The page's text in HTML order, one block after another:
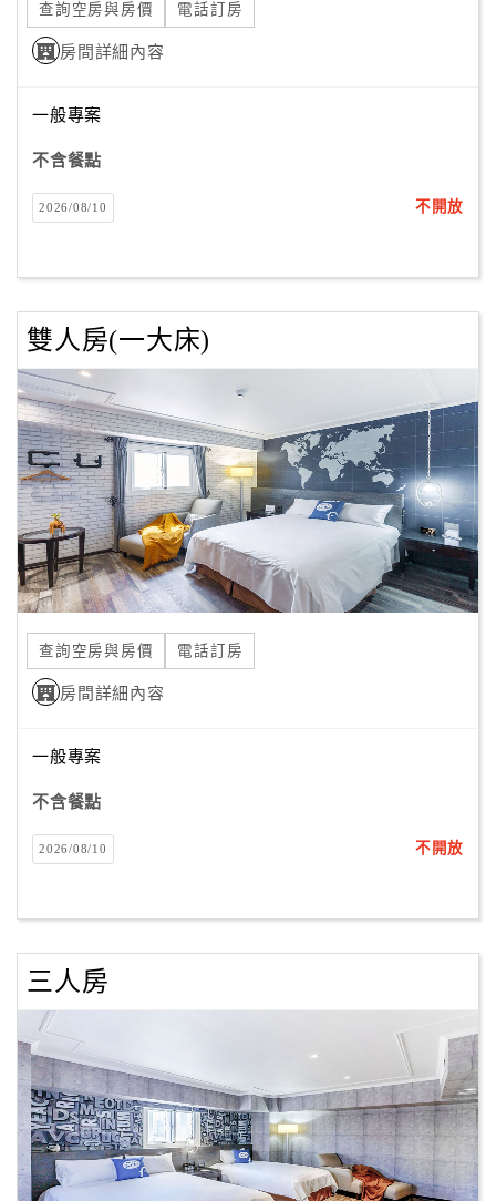
理
員
戶
服
絡
單
Line
線
上
客
服
利
查
詢
房
Q&A
訂
房
請
款
收
據
查詢空房與房價 電話訂房
房間詳細內容
一般專案
不含餐點
2026/08/10 不開放
雙人房(一大床)
查詢空房與房價 電話訂房
房間詳細內容
一般專案
不含餐點
2026/08/10 不開放
三人房